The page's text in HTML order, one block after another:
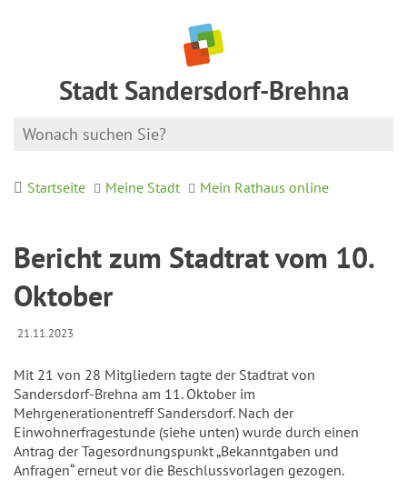
Stadt Sandersdorf-Brehna
Startseite Meine Stadt Mein Rathaus online
Bericht zum Stadtrat vom 10.
Oktober
21.11.2023
Mit 21 von 28 Mitgliedern tagte der Stadtrat von
Sandersdorf-Brehna am 11. Oktober im
Mehrgenerationentreff Sandersdorf. Nach der
Einwohnerfragestunde (siehe unten) wurde durch einen
Antrag der Tagesordnungspunkt „Bekanntgaben und
Anfragen“ erneut vor die Beschlussvorlagen gezogen.